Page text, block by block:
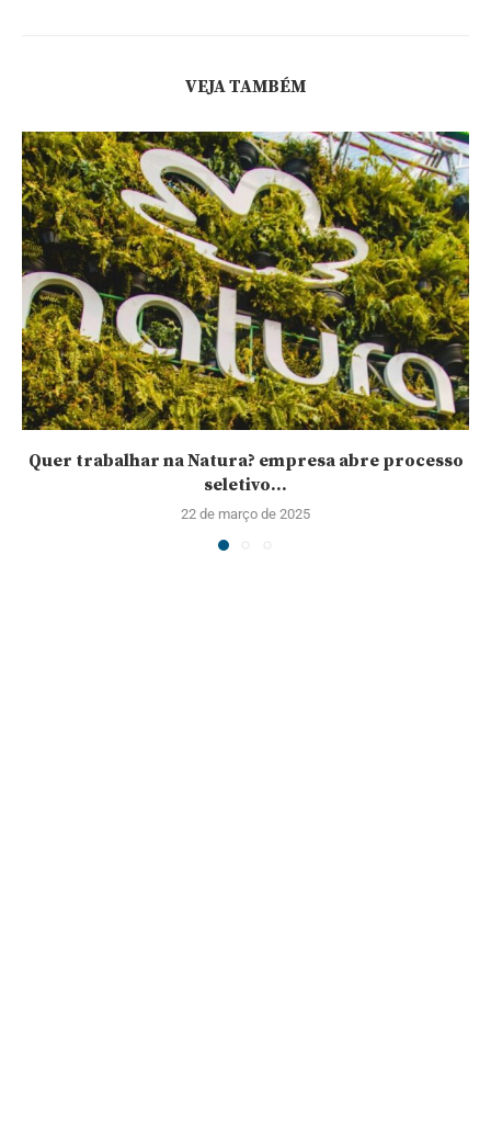
VEJA TAMBÉM
Quer trabalhar na Natura? empresa abre processo
seletivo...
22 de março de 2025